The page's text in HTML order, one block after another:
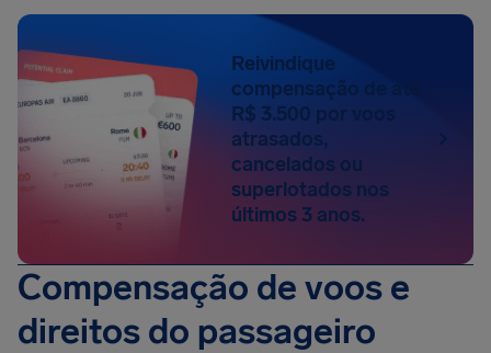
Reivindique
compensação de até
R$ 3.500 por voos
atrasados,
cancelados ou
superlotados nos
últimos 3 anos.
Compensação de voos e
direitos do passageiro